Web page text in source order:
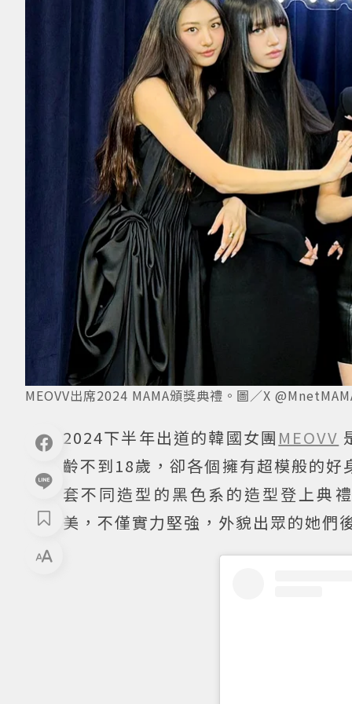
MEOVV出席2024 MAMA頒獎典禮。圖／X
2024下半年出道的韓國女團 MEOVV
齡不到18歲，卻各個擁有超模般的
套不同造型的黑色系的造型登上典
美，不僅實力堅強，外貌出眾的她們